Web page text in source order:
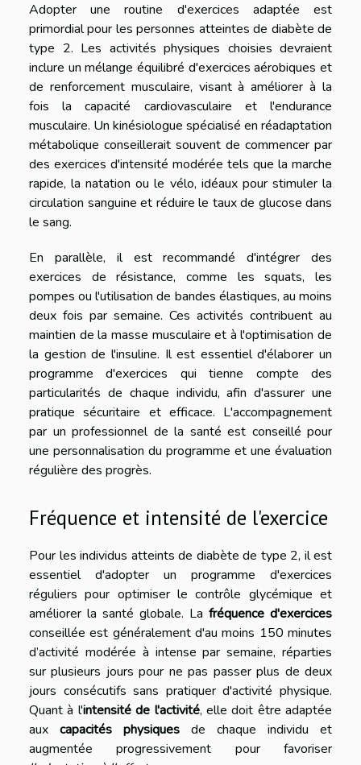
Adopter une routine d'exercices adaptée est
primordial pour les personnes atteintes de diabète de
type 2. Les activités physiques choisies devraient
inclure un mélange équilibré d'exercices aérobiques et
de renforcement musculaire, visant à améliorer à la
fois la capacité cardiovasculaire et l'endurance
musculaire. Un kinésiologue spécialisé en réadaptation
métabolique conseillerait souvent de commencer par
des exercices d'intensité modérée tels que la marche
rapide, la natation ou le vélo, idéaux pour stimuler la
circulation sanguine et réduire le taux de glucose dans
le sang.
En parallèle, il est recommandé d'intégrer des
exercices de résistance, comme les squats, les
pompes ou l'utilisation de bandes élastiques, au moins
deux fois par semaine. Ces activités contribuent au
maintien de la masse musculaire et à l'optimisation de
la gestion de l'insuline. Il est essentiel d'élaborer un
programme d'exercices qui tienne compte des
particularités de chaque individu, afin d'assurer une
pratique sécuritaire et efficace. L'accompagnement
par un professionnel de la santé est conseillé pour
une personnalisation du programme et une évaluation
régulière des progrès.
Fréquence et intensité de l'exercice
Pour les individus atteints de diabète de type 2, il est
essentiel d'adopter un programme d'exercices
réguliers pour optimiser le contrôle glycémique et
améliorer la santé globale. La fréquence d'exercices
conseillée est généralement d'au moins 150 minutes
d’activité modérée à intense par semaine, réparties
sur plusieurs jours pour ne pas passer plus de deux
jours consécutifs sans pratiquer d'activité physique.
Quant à l'intensité de l'activité, elle doit être adaptée
aux capacités physiques de chaque individu et
augmentée progressivement pour favoriser